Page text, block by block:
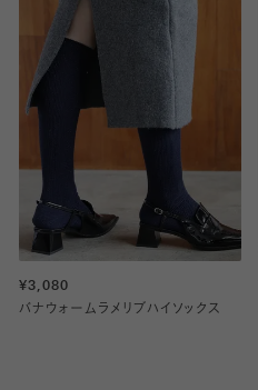
¥3,080
バナウォームラメリブハイソックス